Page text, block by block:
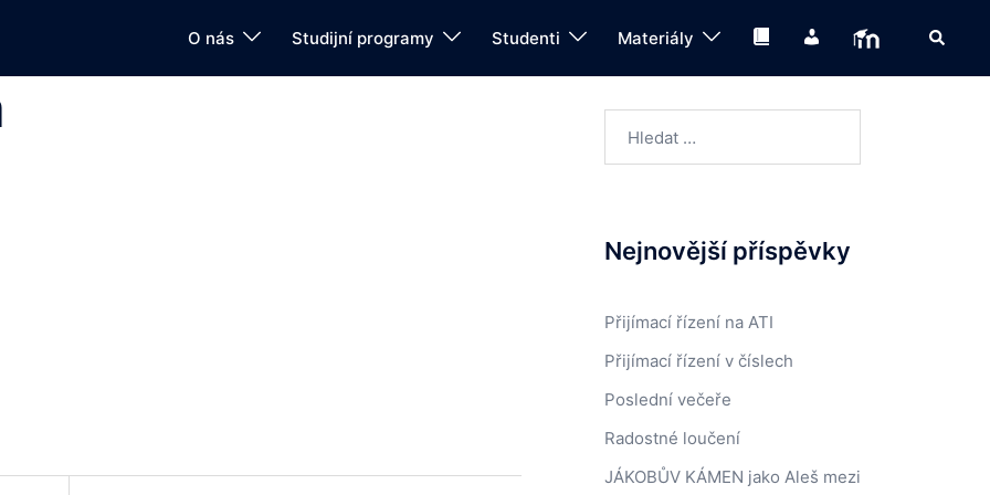
O nás Studijní programy Studenti Materiály Knihovna MoodleSearch
Nejnovější příspěvky
Přijímací řízení na ATI
Přijímací řízení v číslech
Poslední večeře
Radostné loučení
JÁKOBŮV KÁMEN jako Aleš mezi